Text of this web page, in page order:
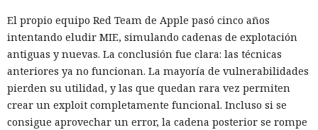
El propio equipo Red Team de Apple pasó cinco años
intentando eludir MIE, simulando cadenas de explotación
antiguas y nuevas. La conclusión fue clara: las técnicas
anteriores ya no funcionan. La mayoría de vulnerabilidades
pierden su utilidad, y las que quedan rara vez permiten
crear un exploit completamente funcional. Incluso si se
consigue aprovechar un error, la cadena posterior se rompe